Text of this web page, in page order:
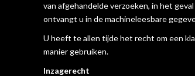
van afgehandelde verzoeken, in het
ontvangt u in de machineleesbare
U heeft te allen tijde het recht om een
manier gebruiken.
Inzagerecht